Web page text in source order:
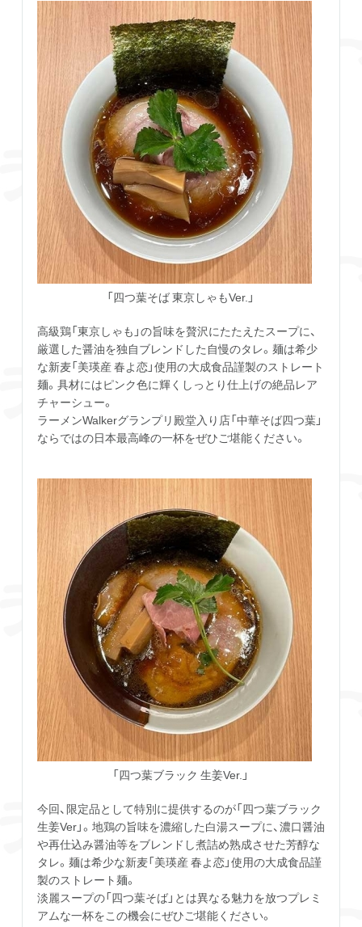
「四つ葉そば 東京しゃもVer.」
高級鶏「東京しゃも」の旨味を贅沢にたたえたスープに、
厳選した醤油を独自ブレンドした自慢のタレ。麺は希少
な新麦「美瑛産 春よ恋」使用の大成食品謹製のストレート
麺。具材にはピンク色に輝くしっとり仕上げの絶品レア
チャーシュー。
ラーメンWalkerグランプリ殿堂入り店「中華そば四つ葉」
ならではの日本最高峰の一杯をぜひご堪能ください。
「四つ葉ブラック 生姜Ver.」
今回、限定品として特別に提供するのが「四つ葉ブラック
生姜Ver」。地鶏の旨味を濃縮した白湯スープに、濃口醤油
や再仕込み醤油等をブレンドし煮詰め熟成させた芳醇な
タレ。麺は希少な新麦「美瑛産 春よ恋」使用の大成食品謹
製のストレート麺。
淡麗スープの「四つ葉そば」とは異なる魅力を放つプレミ
アムな一杯をこの機会にぜひご堪能ください。